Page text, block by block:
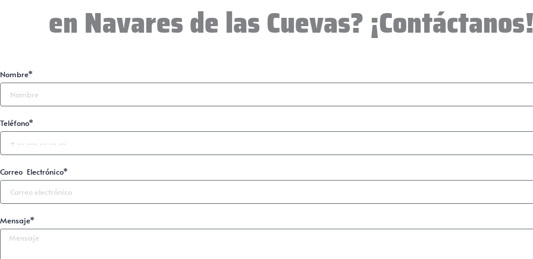
en Navares de las Cuevas?
Nombre*
Teléfono*
Correo Electrónico*
Mensaje*